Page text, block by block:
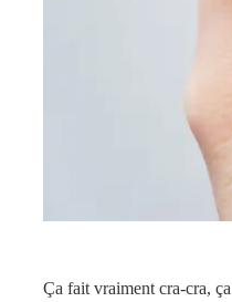
Ça fait vraiment cra-cra,